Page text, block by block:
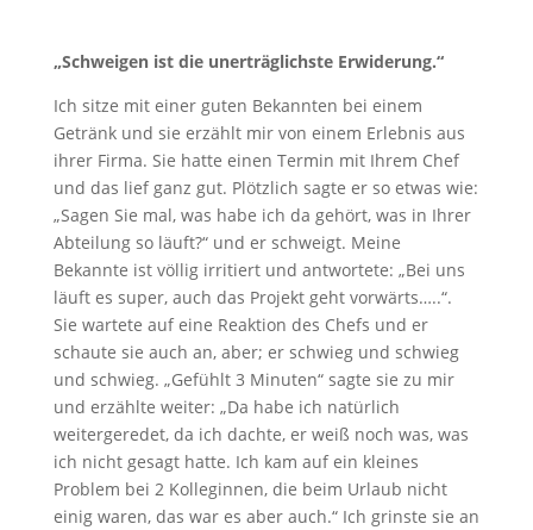
„Schweigen ist die unerträglichste Erwiderung.“
Ich sitze mit einer guten Bekannten bei einem
Getränk und sie erzählt mir von einem Erlebnis aus
ihrer Firma. Sie hatte einen Termin mit Ihrem Chef
und das lief ganz gut. Plötzlich sagte er so etwas wie:
„Sagen Sie mal, was habe ich da gehört, was in Ihrer
Abteilung so läuft?“ und er schweigt. Meine
Bekannte ist völlig irritiert und antwortete: „Bei uns
läuft es super, auch das Projekt geht vorwärts…..“.
Sie wartete auf eine Reaktion des Chefs und er
schaute sie auch an, aber; er schwieg und schwieg
und schwieg. „Gefühlt 3 Minuten“ sagte sie zu mir
und erzählte weiter: „Da habe ich natürlich
weitergeredet, da ich dachte, er weiß noch was, was
ich nicht gesagt hatte. Ich kam auf ein kleines
Problem bei 2 Kolleginnen, die beim Urlaub nicht
einig waren, das war es aber auch.“ Ich grinste sie an